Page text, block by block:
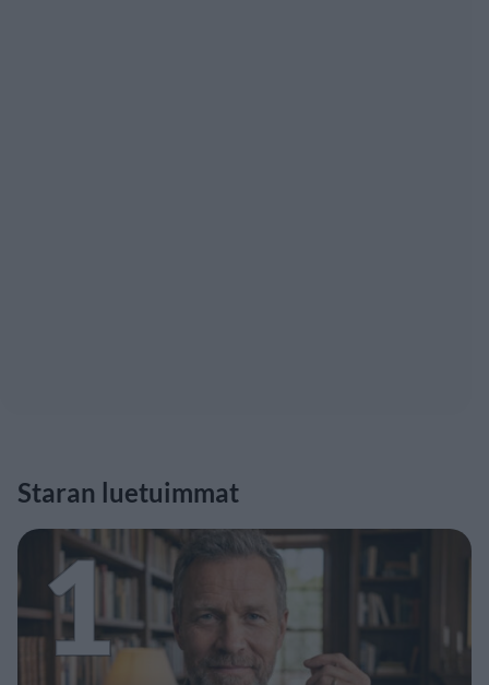
Staran luetuimmat
1